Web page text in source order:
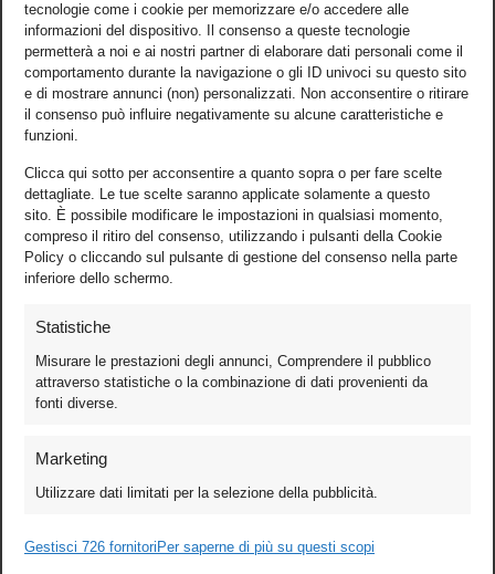
tecnologie come i cookie per memorizzare e/o accedere alle
informazioni del dispositivo. Il consenso a queste tecnologie
permetterà a noi e ai nostri partner di elaborare dati personali come il
comportamento durante la navigazione o gli ID univoci su questo sito
e di mostrare annunci (non) personalizzati. Non acconsentire o ritirare
il consenso può influire negativamente su alcune caratteristiche e
funzioni.
Clicca qui sotto per acconsentire a quanto sopra o per fare scelte
dettagliate. Le tue scelte saranno applicate solamente a questo
sito. È possibile modificare le impostazioni in qualsiasi momento,
compreso il ritiro del consenso, utilizzando i pulsanti della Cookie
Policy o cliccando sul pulsante di gestione del consenso nella parte
inferiore dello schermo.
Statistiche
Misurare le prestazioni degli annunci, Comprendere il pubblico
attraverso statistiche o la combinazione di dati provenienti da
fonti diverse.
Marketing
Utilizzare dati limitati per la selezione della pubblicità.
Gestisci 726 fornitori Per saperne di più su questi scopi
Games